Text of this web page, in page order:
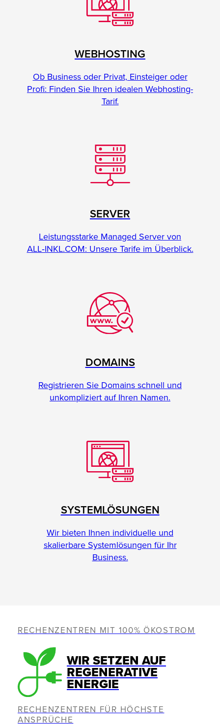
WEBHOSTING
Ob Business oder Privat, Einsteiger oder
Profi: Finden Sie Ihren idealen Webhosting-
Tarif.
SERVER
Leistungsstarke Managed Server von
ALL‑INKL.COM: Unsere Tarife im Überblick.
DOMAINS
Registrieren Sie Domains schnell und
unkompliziert auf Ihren Namen.
SYSTEMLÖSUNGEN
Wir bieten Ihnen individuelle und
skalierbare Systemlösungen für Ihr
Business.
RECHENZENTREN MIT 100% ÖKOSTROM
WIR SETZEN AUF
REGENERATIVE
ENERGIE
RECHENZENTREN FÜR HÖCHSTE
ANSPRÜCHE